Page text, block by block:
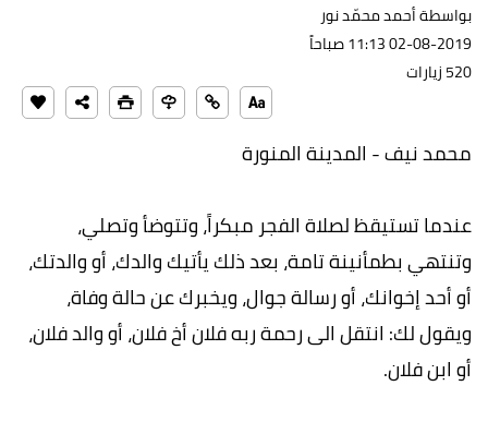
بواسطة أحمد محمّد نور
02-08-2019 11:13 صباحاً
520 زيارات
محمد نيف - المدينة المنورة
عندما تستيقظ لصلاة الفجر مبكراً، وتتوضأ وتصلي،
وتنتهي بطمأنينة تامة، بعد ذلك يأتيك والدك، أو والدتك،
أو أحد إخوانك، أو رسالة جوال، ويخبرك عن حالة وفاة،
ويقول لك: انتقل الى رحمة ربه فلان أخ فلان، أو والد فلان،
أو ابن فلان.